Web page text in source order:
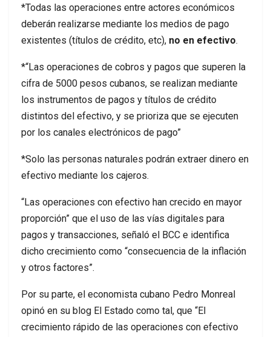
*Todas las operaciones entre actores económicos
deberán realizarse mediante los medios de pago
existentes (títulos de crédito, etc), no en efectivo.
*“Las operaciones de cobros y pagos que superen la
cifra de 5000 pesos cubanos, se realizan mediante
los instrumentos de pagos y títulos de crédito
distintos del efectivo, y se prioriza que se ejecuten
por los canales electrónicos de pago”
*Solo las personas naturales podrán extraer dinero en
efectivo mediante los cajeros.
“Las operaciones con efectivo han crecido en mayor
proporción” que el uso de las vías digitales para
pagos y transacciones, señaló el BCC e identifica
dicho crecimiento como “consecuencia de la inflación
y otros factores”.
Por su parte, el economista cubano Pedro Monreal
opinó en su blog El Estado como tal, que “El
crecimiento rápido de las operaciones con efectivo